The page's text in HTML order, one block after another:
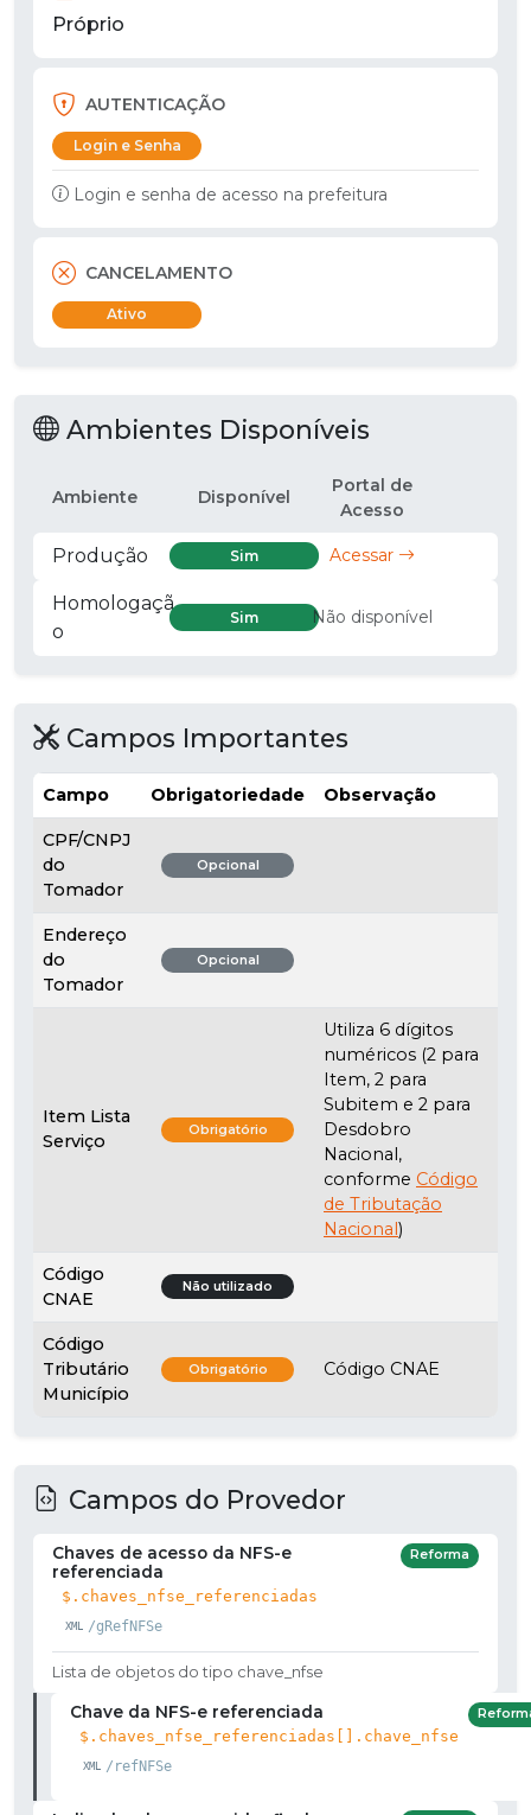
Próprio
AUTENTICAÇÃO
Login e Senha
Login e senha de acesso na prefeitura
CANCELAMENTO
Ativo
Ambientes Disponíveis
Ambiente Disponível
Portal de
Acesso
Produção Sim Acessar
Homologaçã
o
Sim Não disponível
Campos Importantes
Campo Obrigatoriedade Observação
CPF/CNPJ
do
Tomador
Opcional
Endereço
do
Tomador
Opcional
Item Lista
Serviço
Obrigatório
Utiliza 6 dígitos
numéricos (2 para
Item, 2 para
Subitem e 2 para
Desdobro
Nacional,
conforme Código
de Tributação
Nacional)
Código
CNAE
Não utilizado
Código
Tributário
Município
Obrigatório Código CNAE
Campos do Provedor
Chaves de acesso da NFS-e
referenciada
$.chaves_nfse_referenciadas
/gRefNFSe
Reforma
Lista de objetos do tipo chave_nfse
Chave da NFS-e referenciada
$.chaves_nfse_referenciadas[].chave_nfse
/refNFSe